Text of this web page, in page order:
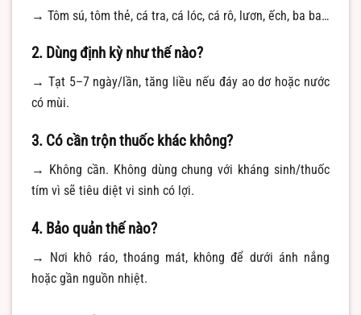
→ Tôm sú, tôm thẻ, cá tra, cá lóc, cá rô, lươn, ếch, ba ba…
2. Dùng định kỳ như thế nào?
→ Tạt 5–7 ngày/lần, tăng liều nếu đáy ao dơ hoặc nước
có mùi.
3. Có cần trộn thuốc khác không?
→ Không cần. Không dùng chung với kháng sinh/thuốc
tím vì sẽ tiêu diệt vi sinh có lợi.
4. Bảo quản thế nào?
→ Nơi khô ráo, thoáng mát, không để dưới ánh nắng
hoặc gần nguồn nhiệt.